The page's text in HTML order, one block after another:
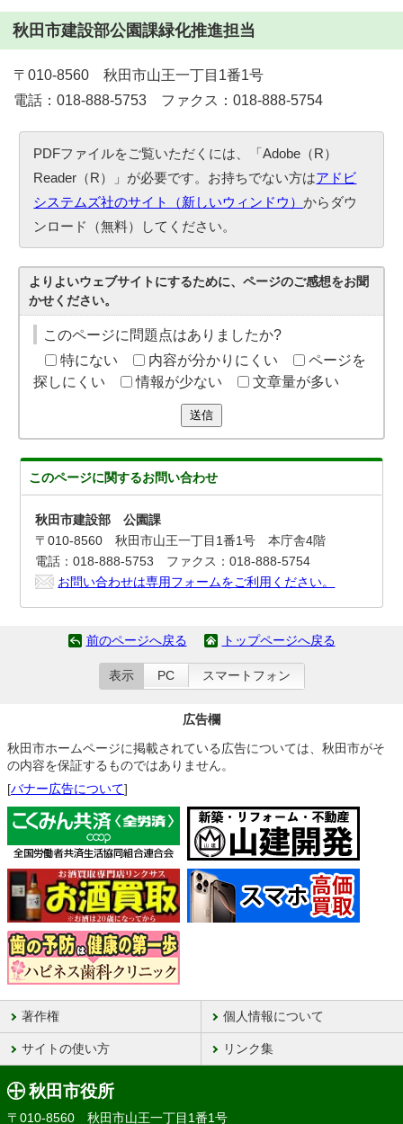
秋田市建設部公園課緑化推進担当
〒010-8560 秋田市山王一丁目1番1号
電話：018-888-5753 ファクス：018-888-5754
PDFファイルをご覧いただくには、「Adobe（R）
Reader（R）」が必要です。お持ちでない方はアドビ
システムズ社のサイト（新しいウィンドウ）からダウ
ンロード（無料）してください。
よりよいウェブサイトにするために、ページのご感想をお聞
かせください。
このページに問題点はありましたか?
特にない
内容が分かりにくい
ページを
探しにくい
情報が少ない 文章量が多い
送信
このページに関するお問い合わせ
秋田市建設部 公園課
〒010-8560 秋田市山王一丁目1番1号 本庁舎4階
電話：018-888-5753 ファクス：018-888-5754
お問い合わせは専用フォームをご利用ください。
前のページへ戻る トップページへ戻る
表示 PC スマートフォン
広告欄
秋田市ホームページに掲載されている広告については、秋田市がそ
の内容を保証するものではありません。
[バナー広告について]
著作権 個人情報について
サイトの使い方 リンク集
秋田市役所
〒010-8560 秋田市山王一丁目1番1号